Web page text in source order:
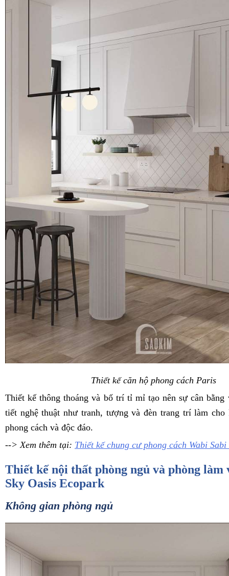
Thiết kế căn hộ phong cách Paris
Thiết kế thông thoáng và bố trí tỉ mỉ tạo nên sự cân bằng
tiết nghệ thuật như tranh, tượng và đèn trang trí làm cho
phong cách và độc đáo.
--> Xem thêm tại: Thiết kế chung cư phong cách Wabi
Thiết kế nội thất phòng ngủ và phòng làm
Sky Oasis Ecopark
Không gian phòng ngủ